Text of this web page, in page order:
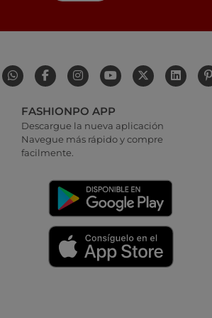
FASHIONPO APP
Descargue la nueva aplicación
Navegue más rápido y compre
facilmente.